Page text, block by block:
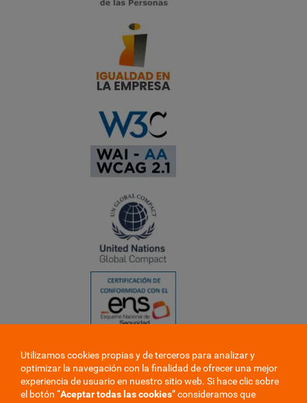
❮
❯
Utilizamos cookies propias y de terceros para analizar y
optimizar la navegación con la finalidad de ofrecer una mejor
experiencia de usuario en nuestro sitio web. Si hace clic sobre
el botón “Aceptar todas las cookies” consideramos que